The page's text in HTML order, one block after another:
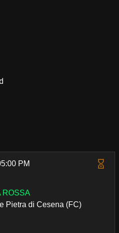
PM
ROSSA
Pietra di Cesena (FC)